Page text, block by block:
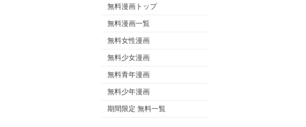
無料漫画トップ
無料漫画一覧
無料女性漫画
無料少女漫画
無料青年漫画
無料少年漫画
期間限定 無料一覧